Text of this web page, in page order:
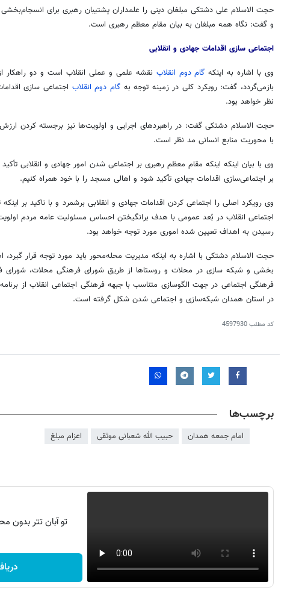
حجت الاسلام علی دشتکی مبلغان دینی را علمداران پشتیبان رهبری برای
و گفت: نگاه همه مبلغان به بیان مقام معظم رهبری است.
اجتماعی سازی اقدامات جهادی و انقلابی
وی با اشاره به اینکه گام دوم انقلاب نقشه علمی و عملی انقلاب است و دو راهکار
بازمی‌گردد، گفت: رویکرد کلی در زمینه توجه بهگام دوم انقلاب اجتماعی سازی
نظر خواهد بود.
حجت الاسلام دشتکیگفت: در راهبردهای اجرایی و اولویت‌ها نیز برجسته کردن
با محوریت منابع انسانی مد نظر است.
وی با بیان اینکه اینکه مقام معظم رهبری بر اجتماعی شدن امور جهادی و انقلابی تأکید
بر اجتماعی‌سازی اقدامات جهادی تأکید شود و اهالی مسجد را با خود همراه کنیم.
وی رویکرد اصلی را اجتماعی کردن اقدامات جهادی و انقلابی برشمرد و با تاکید بر
اجتماعی انقلاب در بُعد عمومی با هدف برانگیختن احساس مسئولیت عامه مردم
رسیدن به اهداف تعیین شده اموری مورد توجه خواهد بود.
حجت الاسلام دشتکی با اشاره به اینکه مدیریت محله‌محور باید مورد توجه قرار
بخشی و شبکه سازی در محلات و روستاها از طریق شورای فرهنگی محلات، شورای
فرهنگی اجتماعی در جهت الگوسازی متناسب با جبهه فرهنگی اجتماعی انقلاب از
در استان همدان شبکه‌سازی و اجتماعی شدن شکل گرفته است.
کد مطلب4597930
برچسب‌ها
امام جمعه همدان حبیب الله شعبانی موثقی اعزام مبلغ
تو آبان تتر بدون
روزنامه‌های صبح شنبه ۱۷ مرداد ۱۴۰۵ روزنامه‌های